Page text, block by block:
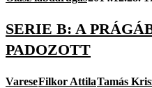
SERIE B: A
PADOZOTT
VareseFilkor AttilaTamás